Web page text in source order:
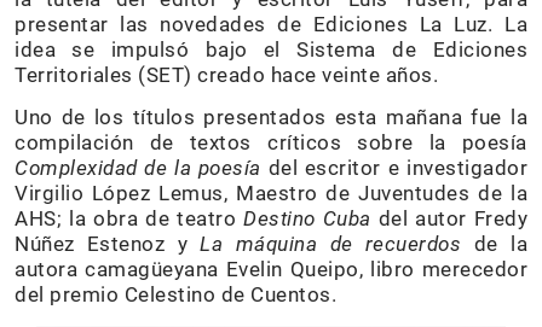
presentar las novedades de Ediciones La Luz. La
idea se impulsó bajo el Sistema de Ediciones
Territoriales (SET) creado hace veinte años.
Uno de los títulos presentados esta mañana fue la
compilación de textos críticos sobre la poesía
Complexidad de la poesía del escritor e investigador
Virgilio López Lemus, Maestro de Juventudes de la
AHS; la obra de teatro Destino Cuba del autor Fredy
Núñez Estenoz yLa máquina de recuerdos de la
autora camagüeyana Evelin Queipo, libro merecedor
del premio Celestino de Cuentos.